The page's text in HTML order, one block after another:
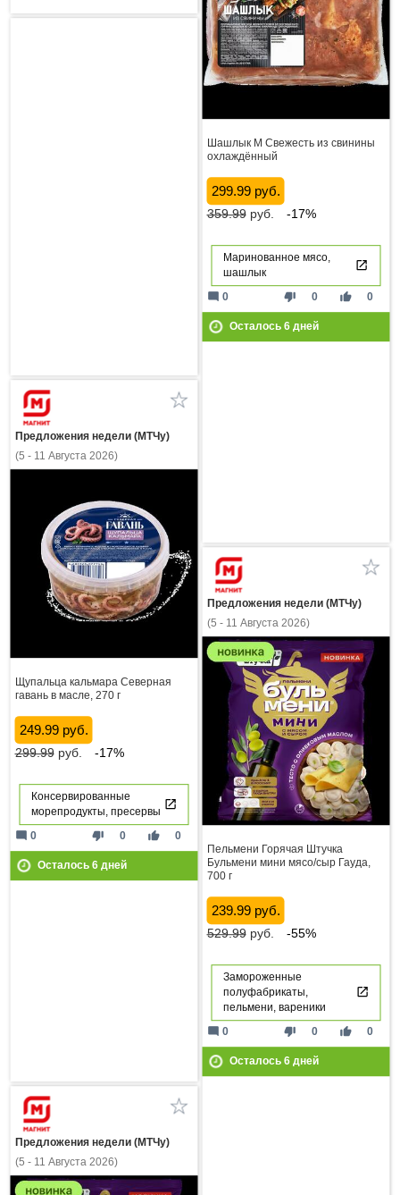
Шашлык М Свежесть из свинины
охлаждённый
299.99 руб.
359.99руб. -17%
Маринованное мясо,
шашлык
thumb_down 0 thumb_up 0
mode_comment 0
Осталось 6дней
Предложения недели (МТЧу)
(5 - 11 Августа 2026)
Щупальца кальмара Северная
гавань в масле, 270 г
249.99 руб.
299.99руб. -17%
Консервированные
морепродукты, пресервы
thumb_down 0 thumb_up 0
mode_comment 0
Осталось 6дней
Предложения недели (МТЧу)
(5 - 11 Августа 2026)
Пельмени Горячая Штучка
Бульмени мини мясо/сыр Гауда,
700 г
239.99 руб.
529.99руб. -55%
Замороженные
полуфабрикаты,
пельмени, вареники
thumb_down 0 thumb_up 0
mode_comment 0
Осталось 6дней
Предложения недели (МТЧу)
(5 - 11 Августа 2026)